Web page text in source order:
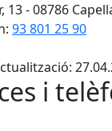
13 - 08786
93 801 25 90
i